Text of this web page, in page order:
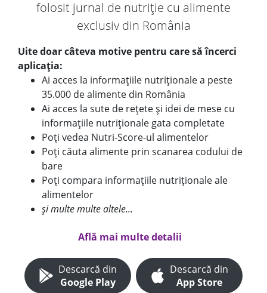
folosit jurnal de nutriție cu alimente
exclusiv din România
Uite doar câteva motive pentru care să încerci
aplicația:
Ai acces la informațiile nutriționale a peste
35.000 de alimente din România
Ai acces la sute de rețete și idei de mese cu
informațiile nutriționale gata completate
Poți vedea Nutri-Score-ul alimentelor
Poți căuta alimente prin scanarea codului de
bare
Poți compara informațiile nutriționale ale
alimentelor
și multe multe altele...
Află mai multe detalii
Descarcă din
Google Play
Descarcă din
App Store